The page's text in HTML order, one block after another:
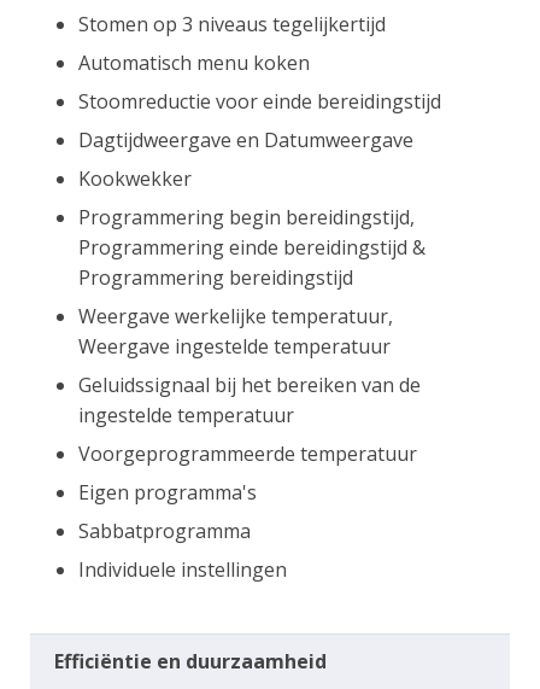
Stomen op 3 niveaus tegelijkertijd
Automatisch menu koken
Stoomreductie voor einde bereidingstijd
Dagtijdweergave en Datumweergave
Kookwekker
Programmering begin bereidingstijd,
Programmering einde bereidingstijd &
Programmering bereidingstijd
Weergave werkelijke temperatuur,
Weergave ingestelde temperatuur
Geluidssignaal bij het bereiken van de
ingestelde temperatuur
Voorgeprogrammeerde temperatuur
Eigen programma's
Sabbatprogramma
Individuele instellingen
Efficiëntie en duurzaamheid